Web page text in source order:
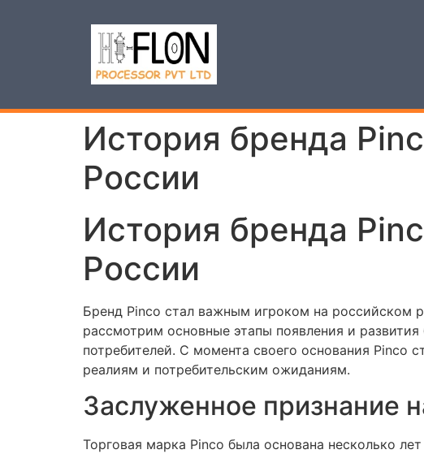
История бренда
России
История бренда
России
Бренд Pinco стал важным игроком на российском
рассмотрим основные этапы появления и
потребителей. С момента своего основания Pinco
реалиям и потребительским ожиданиям.
Заслуженное признание
Торговая марка Pinco была основана несколько